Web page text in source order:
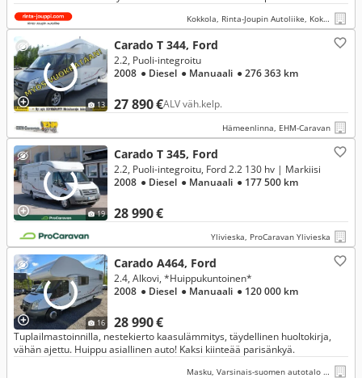
Katsastettu 27.5.2026! *
Kokkola, Rinta-Joupin Autoliike, Kokkola
13
Carado T 344, Ford
27 890 €ALV väh.kelp.
2.2, Puoli-integroitu
2008 ● Diesel ● Manuaali ● 276 363 km
Hämeenlinna, EHM-Caravan
19
Carado T 345, Ford
28 990 €
2.2, Puoli-integroitu, Ford 2.2 130 hv | Markiisi
2008 ● Diesel ● Manuaali ● 177 500 km
Ylivieska, ProCaravan Ylivieska
16
Carado A464, Ford
28 990 €
2.4, Alkovi, *Huippukuntoinen*
2008 ● Diesel ● Manuaali ● 120 000 km
Tuplailmastoinnilla, nestekierto kaasulämmitys, täydellinen huoltokirja,
vähän ajettu. Huippu asiallinen auto! Kaksi kiinteää parisänkyä.
Masku, Varsinais-suomen autotalo oy